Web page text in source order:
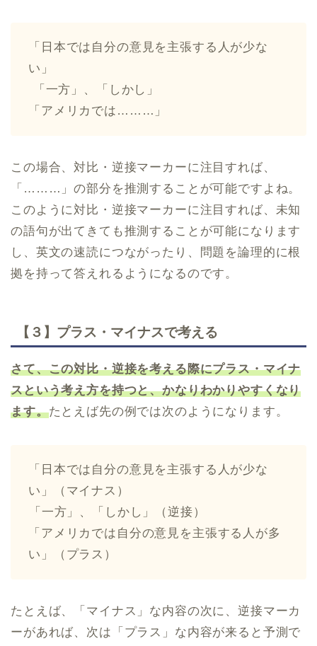
「日本では自分の意見を主張する人が少な
い」
︎ 「一方」、「しかし」
「アメリカでは………」
この場合、対比・逆接マーカーに注目すれば、
「………」の部分を推測することが可能ですよね。
このように対比・逆接マーカーに注目すれば、未知
の語句が出てきても推測することが可能になります
し、英文の速読につながったり、問題を論理的に根
拠を持って答えれるようになるのです。
【３】プラス・マイナスで考える
さて、この対比・逆接を考える際にプラス・マイナ
スという考え方を持つと、かなりわかりやすくなり
ます。たとえば先の例では次のようになります。
「日本では自分の意見を主張する人が少な
い」（マイナス）
︎「一方」、「しかし」（逆接）
「アメリカでは自分の意見を主張する人が多
い」（プラス）
たとえば、「マイナス」な内容の次に、逆接マーカ
ーがあれば、次は「プラス」な内容が来ると予測で